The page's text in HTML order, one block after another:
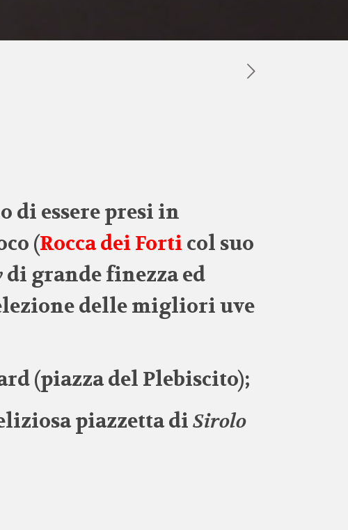
di essere presi in
(Rocca dei Forti col suo
di grande finezza ed
delle migliori uve
(piazza del Plebiscito);
piazzetta diSirolo